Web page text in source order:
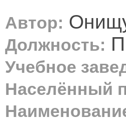
Автор:
Должность:
Учебное
Населённый